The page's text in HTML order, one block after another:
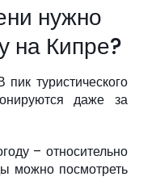
нужно
на Кипре?
туристического
даже за
– относительно
можно посмотреть